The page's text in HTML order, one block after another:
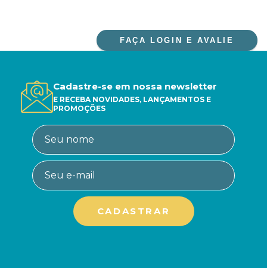
FAÇA LOGIN E AVALIE
Cadastre-se em nossa newsletter
E RECEBA NOVIDADES, LANÇAMENTOS E
PROMOÇÕES